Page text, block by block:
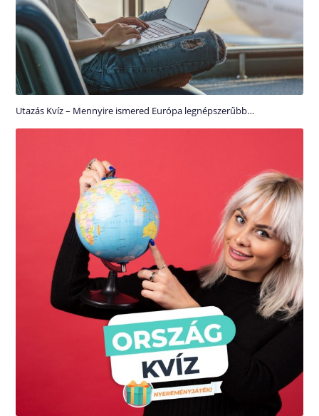
Utazás Kvíz – Mennyire ismered Európa legnépszerűbb…